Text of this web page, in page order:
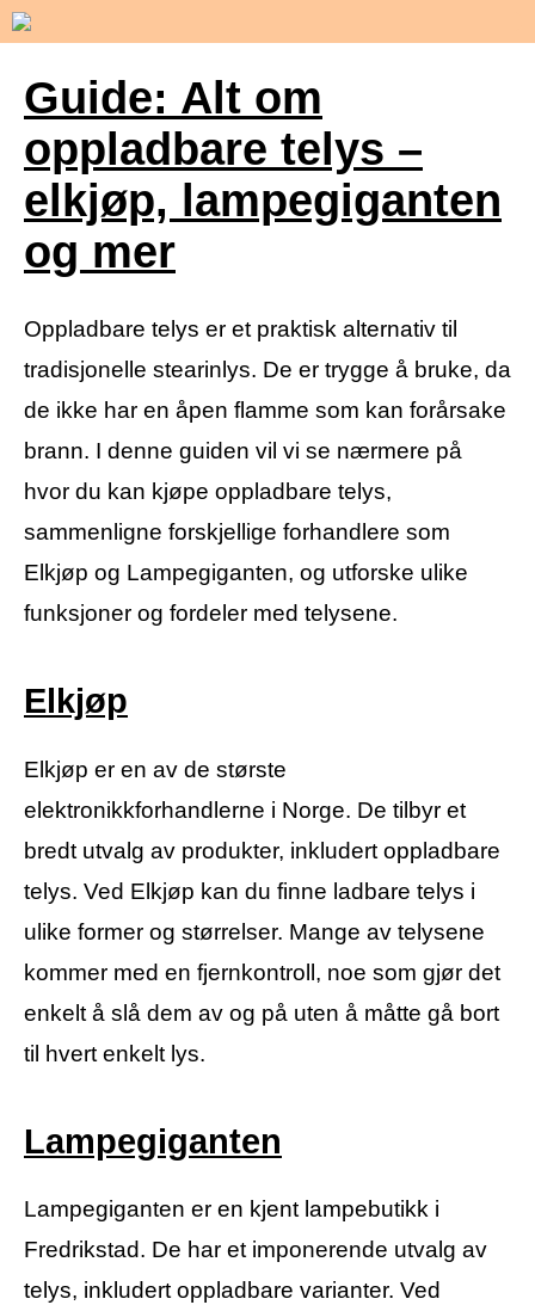
Guide: Alt om
oppladbare telys –
elkjøp, lampegiganten
og mer
Oppladbare telys er et praktisk alternativ til
tradisjonelle stearinlys. De er trygge å bruke, da
de ikke har en åpen flamme som kan forårsake
brann. I denne guiden vil vi se nærmere på
hvor du kan kjøpe oppladbare telys,
sammenligne forskjellige forhandlere som
Elkjøp og Lampegiganten, og utforske ulike
funksjoner og fordeler med telysene.
Elkjøp
Elkjøp er en av de største
elektronikkforhandlerne i Norge. De tilbyr et
bredt utvalg av produkter, inkludert oppladbare
telys. Ved Elkjøp kan du finne ladbare telys i
ulike former og størrelser. Mange av telysene
kommer med en fjernkontroll, noe som gjør det
enkelt å slå dem av og på uten å måtte gå bort
til hvert enkelt lys.
Lampegiganten
Lampegiganten er en kjent lampebutikk i
Fredrikstad. De har et imponerende utvalg av
telys, inkludert oppladbare varianter. Ved